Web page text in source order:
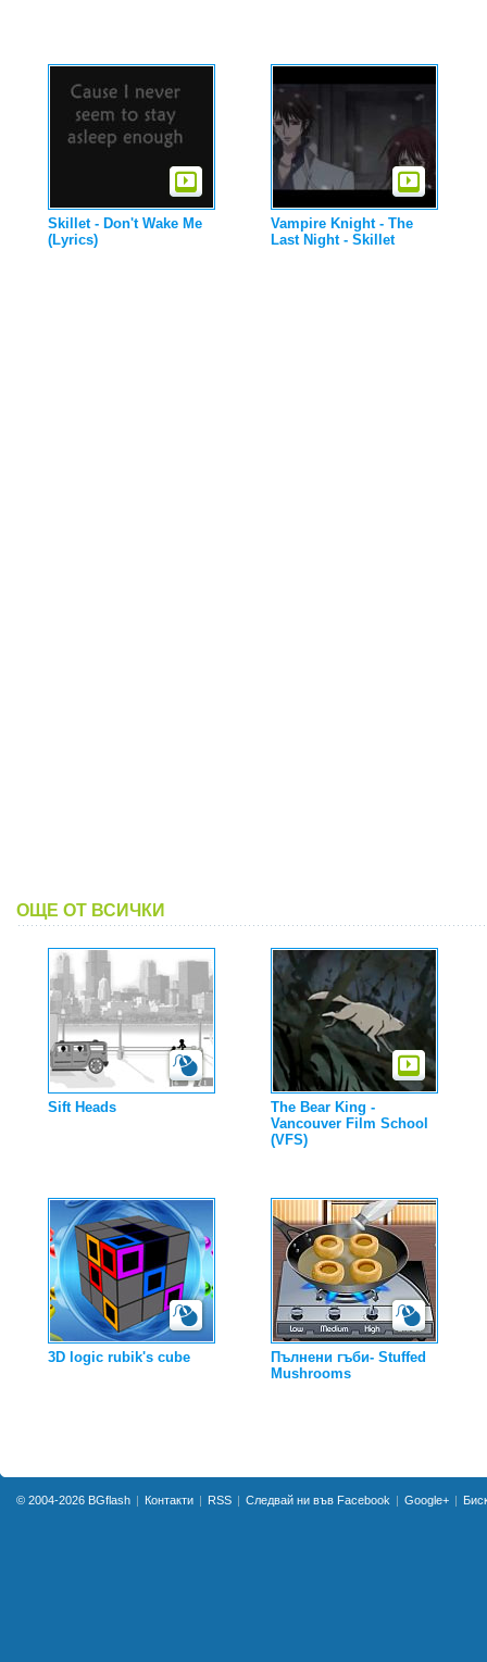
Skillet - Don't Wake Me
(Lyrics)
Vampire Knight - The
Last Night - Skillet
ОЩЕ ОТ ВСИЧКИ
Sift Heads
The Bear King -
Vancouver Film School
(VFS)
3D logic rubik's cube
Пълнени гъби- Stuffed
Mushrooms
© 2004-2026 BGflash Контакти RSS Следвай ни във Facebook Google+